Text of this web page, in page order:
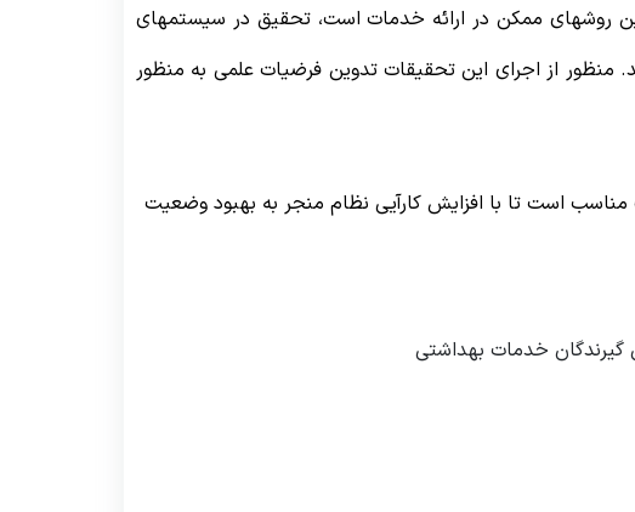
روشهای ممکن در ارائه خدمات است، تحقیق در سیستمهای
از اجرای این تحقیقات تدوین فرضیات علمی به منظور
مناسب است تا با افزایش کارآیی نظام منجر به بهبود وضعیت
گیرندگان خدمات بهداشتی